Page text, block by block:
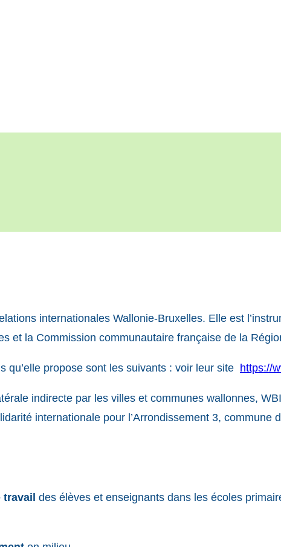
internationales Wallonie-Bruxelles. Elle est
et la Commission communautaire française de la
qu’elle propose sont les suivants : voir leur site https://
indirecte par les villes et communes wallonnes,
internationale pour l’Arrondissement 3, commune
travail des élèves et enseignants dans les écoles